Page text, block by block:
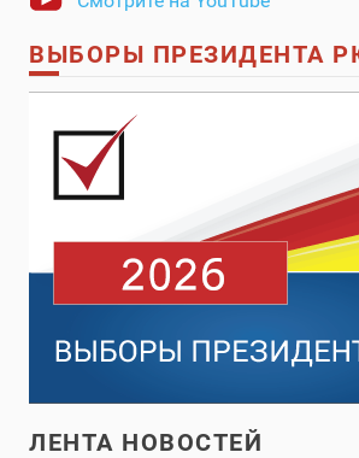
ВЫБОРЫ ПРЕЗИДЕНТА
ЛЕНТА НОВОСТЕЙ